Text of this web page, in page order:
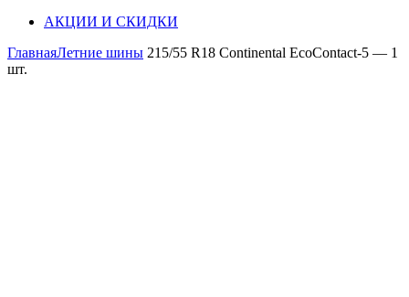
АКЦИИ И СКИДКИ
ГлавнаяЛетние шины 215/55 R18 Continental EcoContact-5 — 1
шт.